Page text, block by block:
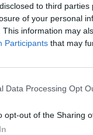
to third
of your personal
This information may
Participants that may
Data Processing Opt
opt-out of the Sharing